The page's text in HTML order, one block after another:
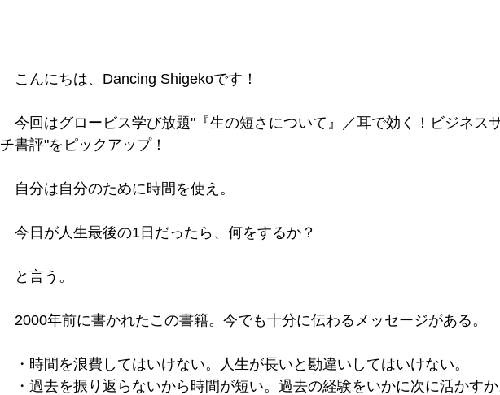
こんにちは、Dancing Shigekoです！
今回はグロービス学び放題"『生の短さについて』／耳で効く！ビジネス
チ書評"をピックアップ！
自分は自分のために時間を使え。
今日が人生最後の1日だったら、何をするか？
と言う。
2000年前に書かれたこの書籍。今でも十分に伝わるメッセージがある。
・時間を浪費してはいけない。人生が長いと勘違いしてはいけない。
・過去を振り返らないから時間が短い。過去の経験をいかに次に活かすか